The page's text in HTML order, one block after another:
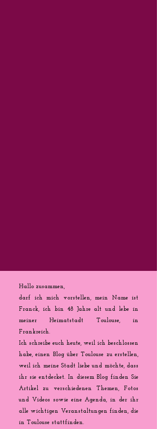
Hallo zusammen,
darf ich mich vorstellen, mein Name ist
Franck, ich bin 48 Jahre alt und lebe in
meiner Heimatstadt Toulouse, in
Frankreich.
Ich schreibe euch heute, weil ich beschlossen
habe, einen Blog über Toulouse zu erstellen,
weil ich meine Stadt liebe und möchte, dass
ihr sie entdecket. In diesem Blog finden Sie
Artikel zu verschiedenen Themen, Fotos
und Videos sowie eine Agenda, in der ihr
alle wichtigen Veranstaltungen finden, die
in Toulouse stattfinden.